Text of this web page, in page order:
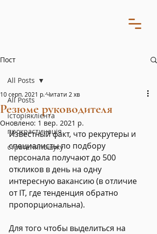
Пост
All Posts
історіяклієнта
прокрастинація
стратегіяпошуку
All Posts
Резюме руководителя
10 серп. 2021 р. Читати 2 хв
Оновлено: 1 вер. 2021 р.
Известный факт, что рекрутеры и
специалисты по подбору
персонала получают до 500
откликов в день на одну
интересную вакансию (в отличие
от IT, где тенденция обратно
пропорциональна).
Для того чтобы выделиться на